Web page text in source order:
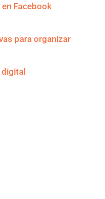
Facebook
para organizar
digital